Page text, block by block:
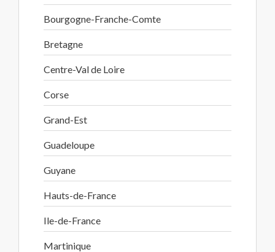
Bourgogne-Franche-Comte
Bretagne
Centre-Val de Loire
Corse
Grand-Est
Guadeloupe
Guyane
Hauts-de-France
Ile-de-France
Martinique